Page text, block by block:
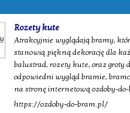
Rozety kute
Atrakcyjnie wyglądają bramy,
stanowią piękną dekorację dla
balustrad, rozety kute, oraz groty
odpowiedni wygląd bramie,
na stronę internetową ozdoby-do-
https://ozdoby-do-bram.pl/